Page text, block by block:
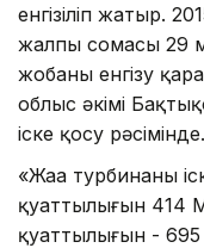
енгізіліп жатыр.
жалпы сомасы 29
жобаны енгізу
облыс әкімі
іске қосу рәсімінде.
«Жаңа турбинаның
қуаттылығын 414
қуаттылығын - 695